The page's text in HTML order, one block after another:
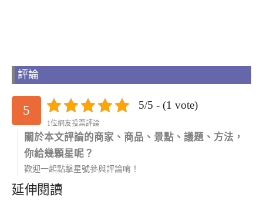
評論
5 5/5 - (1 vote)
1位網友投票評論
關於本文評論的商家、商品、景點、議題、方法，
你給幾顆星呢？
歡迎一起點擊星號參與評論唷！
延伸閱讀